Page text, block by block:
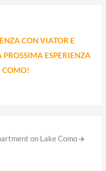
CON VIATOR E
ESPERIENZA
COMO!
on Lake Como ✈️